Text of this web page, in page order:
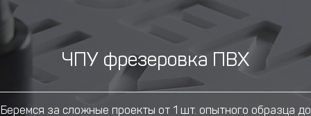
ЧПУ фрезеровка ПВХ
Беремся за сложные проекты от 1 шт. опытного образца до